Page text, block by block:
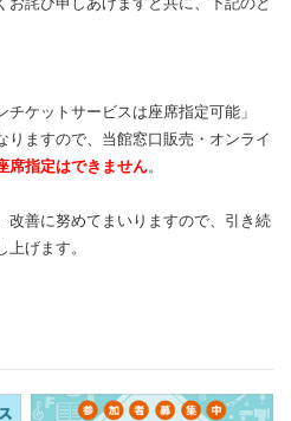
ケットサービスは座席指定可能」
りますので、当館窓口販売・オンライ
席指定はできません。
改善に努めてまいりますので、引き続
げます。